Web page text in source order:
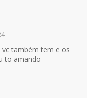
vc também tem e os
to amando